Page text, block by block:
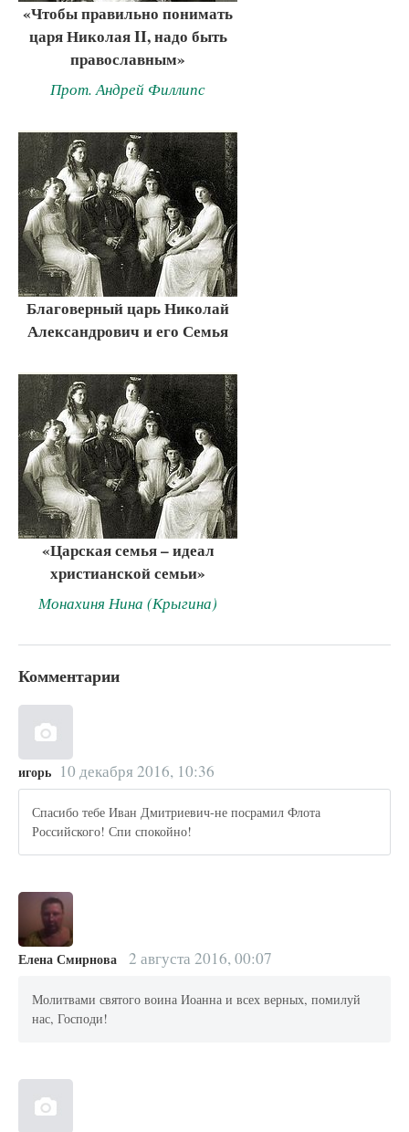
«Чтобы правильно понимать
царя Николая II, надо быть
православным»
Прот. Андрей Филлипс
Благоверный царь Николай
Александрович и его Семья
«Царская семья – идеал
христианской семьи»
Монахиня Нина (Крыгина)
Комментарии
игорь 10 декабря 2016, 10:36
Спасибо тебе Иван Дмитриевич-не посрамил Флота
Российского! Спи спокойно!
Елена Смирнова 2 августа 2016, 00:07
Молитвами святого воина Иоанна и всех верных, помилуй
нас, Господи!